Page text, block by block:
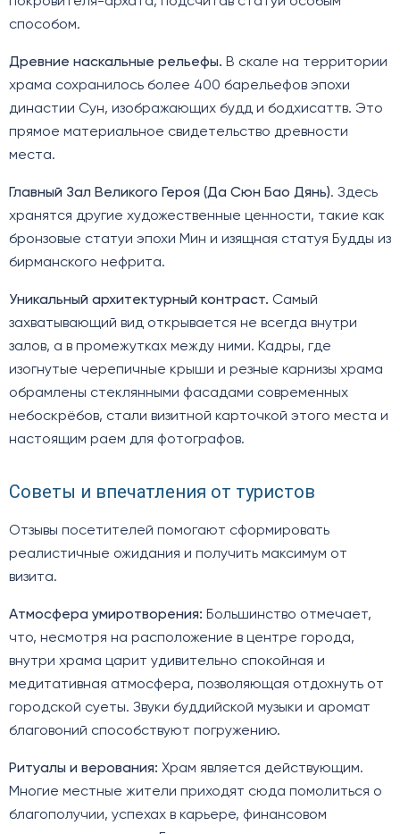
способом.
Древние наскальные рельефы. В скале на территории
храма сохранилось более 400 барельефов эпохи
династии Сун, изображающих будд и бодхисаттв. Это
прямое материальное свидетельство древности
места.
Главный Зал Великого Героя (Да Сюн Бао Дянь). Здесь
хранятся другие художественные ценности, такие как
бронзовые статуи эпохи Мин и изящная статуя Будды из
бирманского нефрита.
Уникальный архитектурный контраст. Самый
захватывающий вид открывается не всегда внутри
залов, а в промежутках между ними. Кадры, где
изогнутые черепичные крыши и резные карнизы храма
обрамлены стеклянными фасадами современных
небоскрёбов, стали визитной карточкой этого места и
настоящим раем для фотографов.
Советы и впечатления от туристов
Отзывы посетителей помогают сформировать
реалистичные ожидания и получить максимум от
визита.
Атмосфера умиротворения: Большинство отмечает,
что, несмотря на расположение в центре города,
внутри храма царит удивительно спокойная и
медитативная атмосфера, позволяющая отдохнуть от
городской суеты. Звуки буддийской музыки и аромат
благовоний способствуют погружению.
Ритуалы и верования: Храм является действующим.
Многие местные жители приходят сюда помолиться о
благополучии, успехах в карьере, финансовом